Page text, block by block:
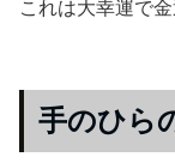
これは大幸運で
手のひら